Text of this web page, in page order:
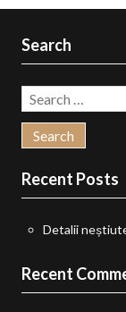
Search
Search
for:
Recent Posts
Detalii
Recent